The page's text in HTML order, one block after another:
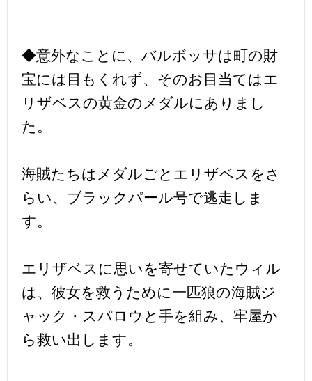
◆意外なことに、バルボッサは町の財
宝には目もくれず、そのお目当てはエ
リザベスの黄金のメダルにありまし
た。
海賊たちはメダルごとエリザベスをさ
らい、ブラックパール号で逃走しま
す。
エリザベスに思いを寄せていたウィル
は、彼女を救うために一匹狼の海賊ジ
ャック・スパロウと手を組み、牢屋か
ら救い出します。